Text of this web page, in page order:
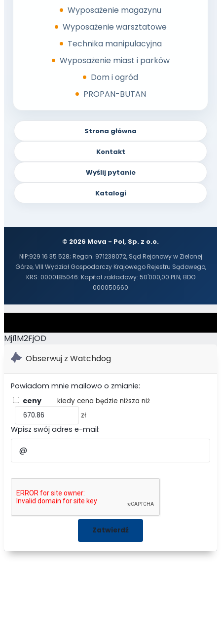
Wyposażenie magazynu
Wyposażenie warsztatowe
Technika manipulacyjna
Wyposażenie miast i parków
Dom i ogród
PROPAN-BUTAN
Strona główna
Kontakt
Wyślij pytanie
Katalogi
© 2026 Meva - Pol, Sp. z o.o.
NIP:929 16 35 528; Regon: 971238072, Sąd Rejonowy w Zielonej
Górze, VIII Wydział Gospodarczy Krajowego Rejestru Sądowego,
KRS: 0000185046: Kapitał zakładowy: 50'000,00 PLN; BDO
000050660
MjI1M2FjOD
Obserwuj z Watchdog
Powiadom mnie mailowo o zmianie:
ceny
kiedy cena będzie niższa niż
zł
Wpisz swój adres e-mail: